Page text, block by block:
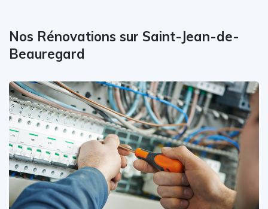
Nos Rénovations sur Saint-Jean-de-
Beauregard